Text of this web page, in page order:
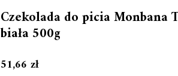
Czekolada do picia Monbana
biała 500g
51,66 zł